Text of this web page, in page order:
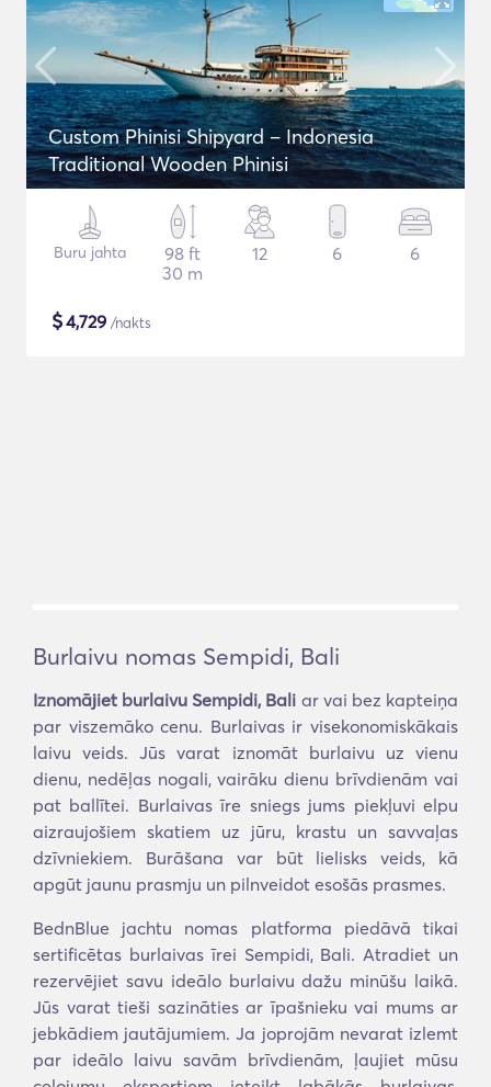
Custom Phinisi Shipyard – Indonesia
Traditional Wooden Phinisi
Buru jahta
98 ft
30 m
12 6 6
$4,729 /nakts
Burlaivu nomas Sempidi, Bali
Iznomājiet burlaivu Sempidi, Bali ar vai bez kapteiņa
par viszemāko cenu. Burlaivas ir visekonomiskākais
laivu veids. Jūs varat iznomāt burlaivu uz vienu
dienu, nedēļas nogali, vairāku dienu brīvdienām vai
pat ballītei. Burlaivas īre sniegs jums piekļuvi elpu
aizraujošiem skatiem uz jūru, krastu un savvaļas
dzīvniekiem. Burāšana var būt lielisks veids, kā
apgūt jaunu prasmju un pilnveidot esošās prasmes.
BednBlue jachtu nomas platforma piedāvā tikai
sertificētas burlaivas īrei Sempidi, Bali. Atradiet un
rezervējiet savu ideālo burlaivu dažu minūšu laikā.
Jūs varat tieši sazināties ar īpašnieku vai mums ar
jebkādiem jautājumiem. Ja joprojām nevarat izlemt
par ideālo laivu savām brīvdienām, ļaujiet mūsu